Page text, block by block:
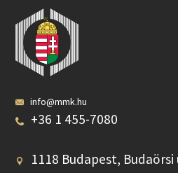
info@mmk.hu
+36 1 455-7080
1118 Budapest, Budaörsi